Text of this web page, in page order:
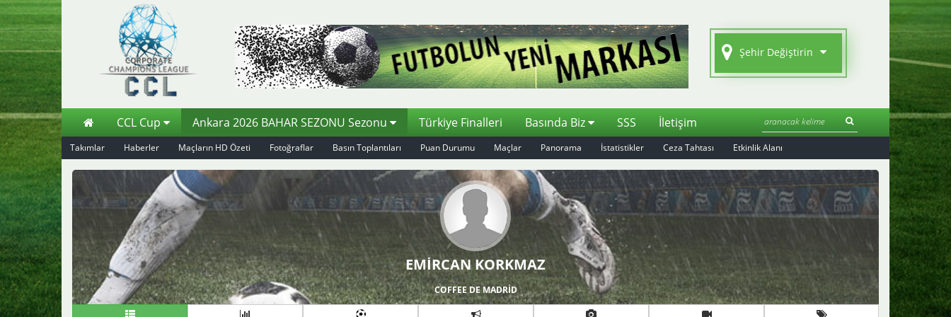
Şehir Değiştirin
CCL Cup Ankara 2026 BAHAR SEZONU Sezonu Türkiye Finalleri Basında Biz SSS İletişim
Takımlar Haberler Maçların HD Özeti Fotoğraflar Basın Toplantıları Puan Durumu Maçlar Panorama İstatistikler Ceza Tahtası Etkinlik Alanı
EMİRCAN KORKMAZ
COFFEE DE MADRİD